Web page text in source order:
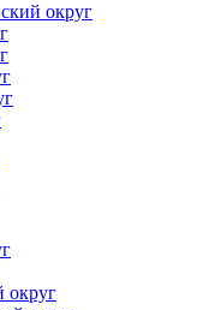
округ
округ